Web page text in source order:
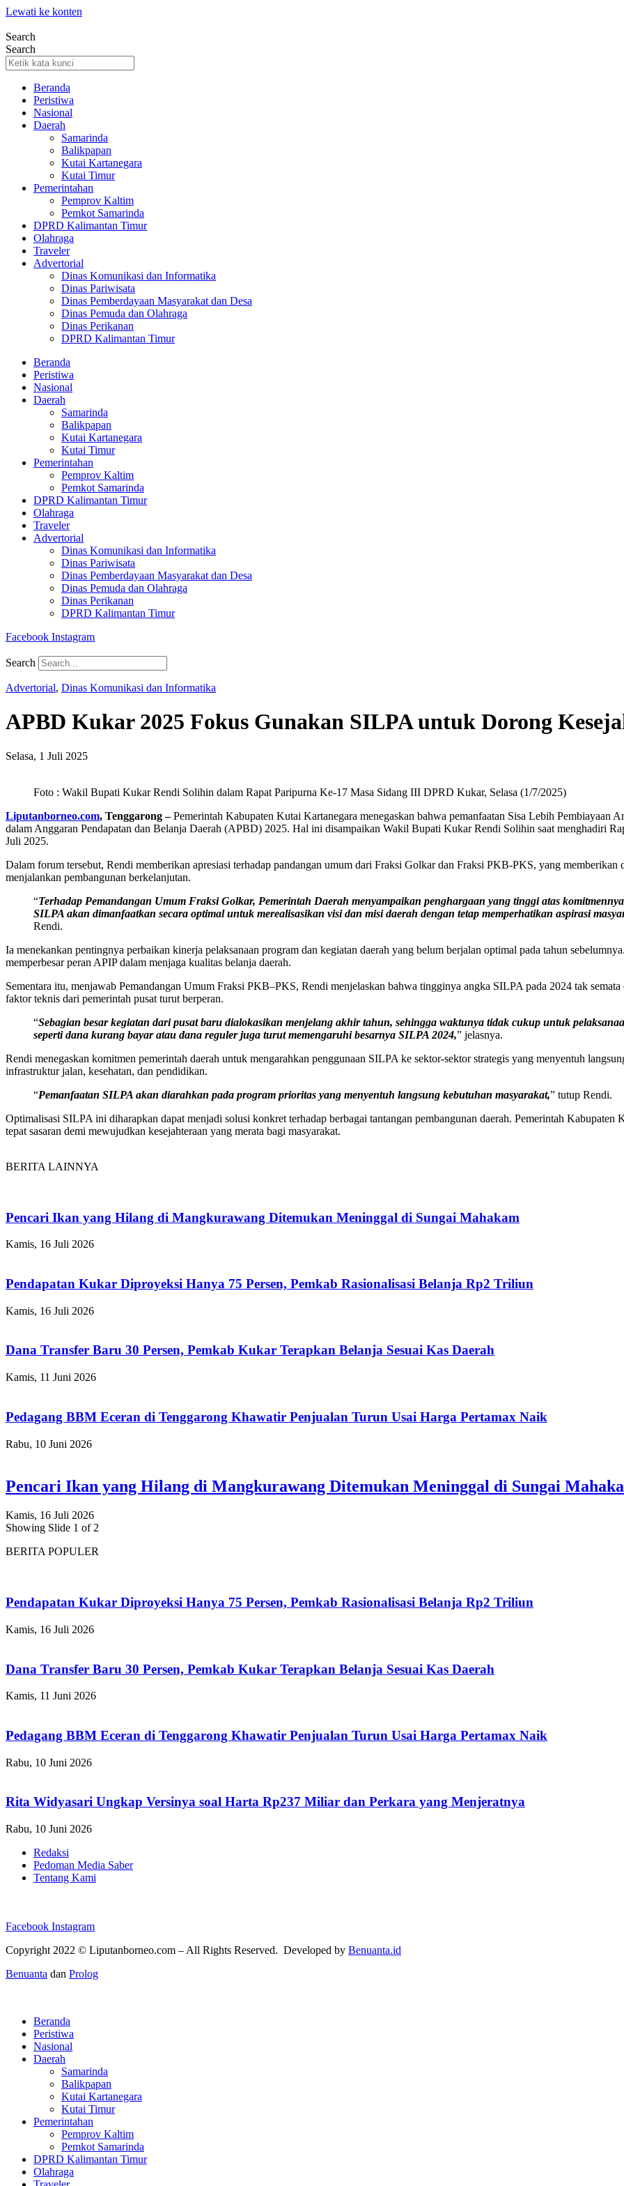
Lewati ke konten
Search
Search
Beranda
Peristiwa
Nasional
Daerah
Samarinda
Balikpapan
Kutai Kartanegara
Kutai Timur
Pemerintahan
Pemprov Kaltim
Pemkot Samarinda
DPRD Kalimantan Timur
Olahraga
Traveler
Advertorial
Dinas Komunikasi dan Informatika
Dinas Pariwisata
Dinas Pemberdayaan Masyarakat dan Desa
Dinas Pemuda dan Olahraga
Dinas Perikanan
DPRD Kalimantan Timur
Beranda
Peristiwa
Nasional
Daerah
Samarinda
Balikpapan
Kutai Kartanegara
Kutai Timur
Pemerintahan
Pemprov Kaltim
Pemkot Samarinda
DPRD Kalimantan Timur
Olahraga
Traveler
Advertorial
Dinas Komunikasi dan Informatika
Dinas Pariwisata
Dinas Pemberdayaan Masyarakat dan Desa
Dinas Pemuda dan Olahraga
Dinas Perikanan
DPRD Kalimantan Timur
Facebook Instagram
Search
Advertorial, Dinas Komunikasi dan Informatika
APBD Kukar 2025 Fokus Gunakan SILPA untuk Dorong
Selasa, 1 Juli 2025
Foto : Wakil Bupati Kukar Rendi Solihin dalam Rapat Paripurna Ke-17 Masa Sidang III DPRD Kukar, Selasa (1/7/2025)
Liputanborneo.com, Tenggarong –Pemerintah Kabupaten Kutai Kartanegara menegaskan bahwa pemanfaatan Sisa Lebih Pembiayaan
dalam Anggaran Pendapatan dan Belanja Daerah (APBD) 2025. Hal ini disampaikan Wakil Bupati Kukar Rendi Solihin saat menghadiri
Juli 2025.
Dalam forum tersebut, Rendi memberikan apresiasi terhadap pandangan umum dari Fraksi Golkar dan Fraksi PKB-PKS, yang
menjalankan pembangunan berkelanjutan.
“Terhadap Pemandangan Umum Fraksi Golkar, Pemerintah Daerah menyampaikan penghargaan yang tinggi atas
SILPA akan dimanfaatkan secara optimal untuk merealisasikan visi dan misi daerah dengan tetap memperhatikan aspirasi
Rendi.
Ia menekankan pentingnya perbaikan kinerja pelaksanaan program dan kegiatan daerah yang belum berjalan optimal pada tahun
memperbesar peran APIP dalam menjaga kualitas belanja daerah.
Sementara itu, menjawab Pemandangan Umum Fraksi PKB–PKS, Rendi menjelaskan bahwa tingginya angka SILPA pada 2024 tak
faktor teknis dari pemerintah pusat turut berperan.
“Sebagian besar kegiatan dari pusat baru dialokasikan menjelang akhir tahun, sehingga waktunya tidak cukup untuk
seperti dana kurang bayar atau dana reguler juga turut memengaruhi besarnya SILPA 2024,” jelasnya.
Rendi menegaskan komitmen pemerintah daerah untuk mengarahkan penggunaan SILPA ke sektor-sektor strategis yang menyentuh
infrastruktur jalan, kesehatan, dan pendidikan.
“Pemanfaatan SILPA akan diarahkan pada program prioritas yang menyentuh langsung kebutuhan masyarakat,” tutup Rendi.
Optimalisasi SILPA ini diharapkan dapat menjadi solusi konkret terhadap berbagai tantangan pembangunan daerah. Pemerintah Kabupaten
tepat sasaran demi mewujudkan kesejahteraan yang merata bagi masyarakat.
BERITA LAINNYA
Pencari Ikan yang Hilang di Mangkurawang Ditemukan Meninggal di Sungai Mahakam
Kamis, 16 Juli 2026
Pendapatan Kukar Diproyeksi Hanya 75 Persen, Pemkab Rasionalisasi Belanja Rp2 Triliun
Kamis, 16 Juli 2026
Dana Transfer Baru 30 Persen, Pemkab Kukar Terapkan Belanja Sesuai Kas Daerah
Kamis, 11 Juni 2026
Pedagang BBM Eceran di Tenggarong Khawatir Penjualan Turun Usai Harga Pertamax Naik
Rabu, 10 Juni 2026
Pencari Ikan yang Hilang di Mangkurawang Ditemukan Meninggal di Sungai
Kamis, 16 Juli 2026
Showing Slide 1 of 2
BERITA POPULER
Pendapatan Kukar Diproyeksi Hanya 75 Persen, Pemkab Rasionalisasi Belanja Rp2 Triliun
Kamis, 16 Juli 2026
Dana Transfer Baru 30 Persen, Pemkab Kukar Terapkan Belanja Sesuai Kas Daerah
Kamis, 11 Juni 2026
Pedagang BBM Eceran di Tenggarong Khawatir Penjualan Turun Usai Harga Pertamax Naik
Rabu, 10 Juni 2026
Rita Widyasari Ungkap Versinya soal Harta Rp237 Miliar dan Perkara yang Menjeratnya
Rabu, 10 Juni 2026
Redaksi
Pedoman Media Saber
Tentang Kami
Facebook Instagram
Copyright 2022 © Liputanborneo.com – All Rights Reserved. Developed by Benuanta.id
Benuanta dan Prolog
Beranda
Peristiwa
Nasional
Daerah
Samarinda
Balikpapan
Kutai Kartanegara
Kutai Timur
Pemerintahan
Pemprov Kaltim
Pemkot Samarinda
DPRD Kalimantan Timur
Olahraga